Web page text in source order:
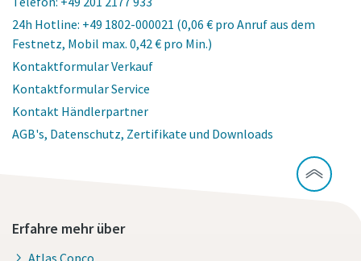
24h Hotline: +49 1802-000021 (0,06 € pro Anruf aus dem
Festnetz, Mobil max. 0,42 € pro Min.)
Kontaktformular Verkauf
Kontaktformular Service
Kontakt Händlerpartner
AGB's, Datenschutz, Zertifikate und Downloads
Erfahre mehr über
Atlas Copco